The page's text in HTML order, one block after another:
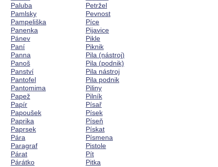
Paluba
Pamlsky
Pampeliška
Panenka
Pánev
Paní
Panna
Panoš
Panství
Pantofel
Pantomima
Papež
Papír
Papoušek
Paprika
Paprsek
Pára
Paragraf
Párat
Párátko
Petržel
Pevnost
Píce
Pijavice
Pikle
Piknik
Pila (nástroj)
Pila (podnik)
Pila nástroj
Pila podnik
Piliny
Pilník
Písař
Písek
Píseň
Pískat
Písmena
Pistole
Pít
Pitka